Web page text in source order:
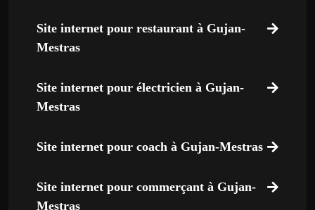
Site internet pour restaurant à Gujan-
Mestras
Site internet pour électricien à Gujan-
Mestras
Site internet pour coach à Gujan-Mestras
Site internet pour commerçant à Gujan-
Mestras